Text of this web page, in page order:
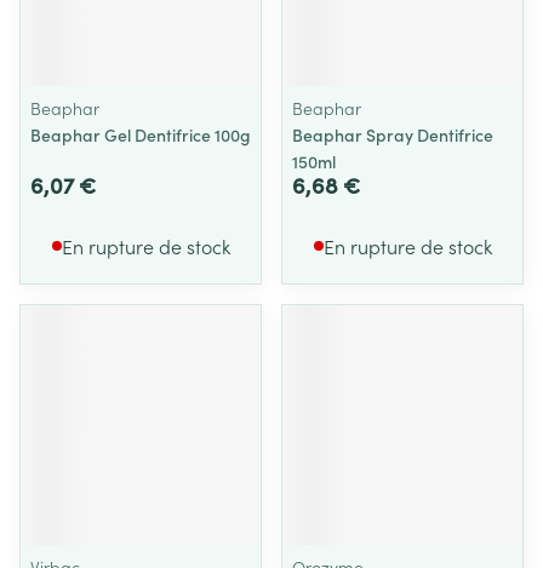
Beaphar
Beaphar Gel Dentifrice 100g
6,07 €
En rupture de stock
Beaphar
Beaphar Spray Dentifrice
150ml
6,68 €
En rupture de stock